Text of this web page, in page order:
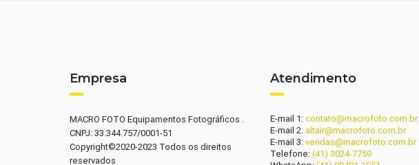
Empresa
MACRO FOTO Equipamentos Fotográficos .
CNPJ: 33.344.757/0001-51
Copyright©2020-2023 Todos os direitos
reservados
Atendimento
E-mail 1:contato@macrofoto.com.br
E-mail 2: altair@macrofoto.com.br
E-mail 3:vendas@macrofoto.com.br
Telefone:(41) 3024-7759